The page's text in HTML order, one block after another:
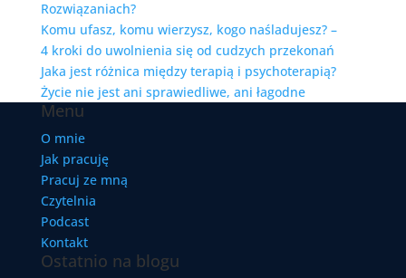
Rozwiązaniach?
Komu ufasz, komu wierzysz, kogo naśladujesz? –
4 kroki do uwolnienia się od cudzych przekonań
Jaka jest różnica między terapią i psychoterapią?
Życie nie jest ani sprawiedliwe, ani łagodne
Menu
O mnie
Jak pracuję
Pracuj ze mną
Czytelnia
Podcast
Kontakt
Ostatnio na blogu